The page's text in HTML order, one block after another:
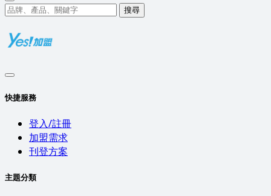
搜尋
快捷服務
登入/註冊
加盟需求
刊登方案
主題分類